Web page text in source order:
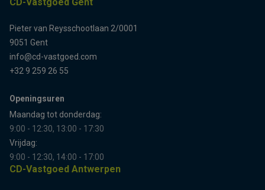
Pieter van Reysschootlaan 2/0001
9051 Gent
info@cd-vastgoed.com
+32 9 259 26 55
Openingsuren
Maandag tot donderdag:
9:00 - 12:30, 13:00 - 17:30
Vrijdag:
9:00 - 12:30, 14:00 - 17:00
CD-Vastgoed Antwerpen